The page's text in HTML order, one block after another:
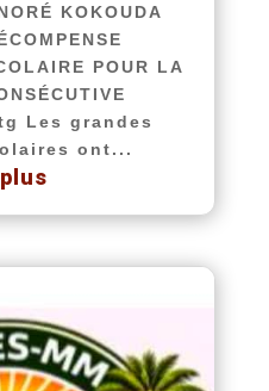
KOKOUDA
POUR LA
Les grandes
ont...